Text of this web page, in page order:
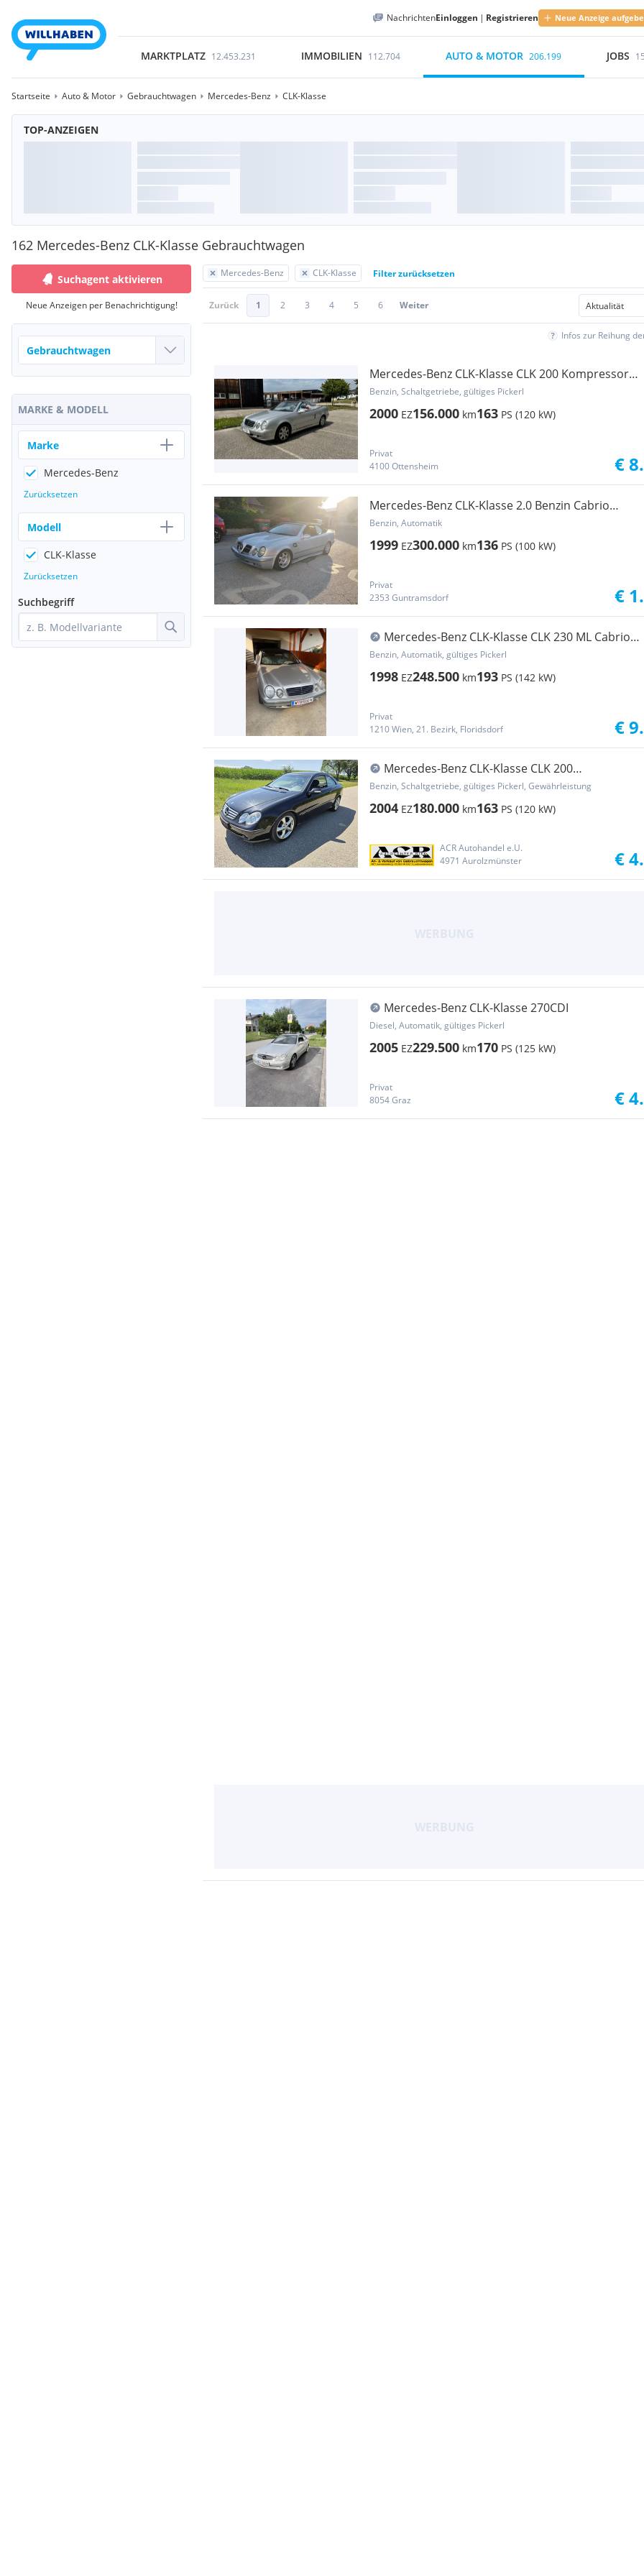
NachrichtenEinloggen | Registrieren Neue Anzeige
MARKTPLATZ 12.453.231 IMMOBILIEN 112.704 AUTO & MOTOR 206.199 JOBS
Startseite Auto & Motor Gebrauchtwagen Mercedes-Benz CLK-Klasse
TOP-ANZEIGEN
162 Mercedes-Benz CLK-Klasse Gebrauchtwagen
Mercedes-Benz CLK-Klasse Filter zurücksetzen
Zurück 1 2 3 4 5 6 Weiter
Infos zur Reihung
Mercedes-Benz CLK-Klasse CLK 200 Kompressor
Cabrio Avantgarde
Benzin, Schaltgetriebe, gültiges Pickerl
2000 EZ156.000 km163 PS (120 kW)
Privat
4100 Ottensheim
€
Mercedes-Benz CLK-Klasse 2.0 Benzin Cabrio
Export Bastler
Benzin, Automatik
1999 EZ300.000 km136 PS (100 kW)
Privat
2353 Guntramsdorf
€
Mercedes-Benz CLK-Klasse CLK 230 ML Cabrio
Elegance Aut.
Benzin, Automatik, gültiges Pickerl
1998 EZ248.500 km193 PS (142 kW)
Privat
1210 Wien, 21. Bezirk, Floridsdorf
€
Mercedes-Benz CLK-Klasse CLK 200
Kompressor Elegance
Benzin, Schaltgetriebe, gültiges Pickerl, Gewährleistung
2004 EZ180.000 km163 PS (120 kW)
ACR Autohandel e.U.
4971 Aurolzmünster
€
Mercedes-Benz CLK-Klasse 270CDI
Diesel, Automatik, gültiges Pickerl
2005 EZ229.500 km170 PS (125 kW)
Privat
8054 Graz
€
Suchagent aktivieren
Neue Anzeigen per Benachrichtigung!
MARKE & MODELL
Marke
Mercedes-Benz
Zurücksetzen
Modell
CLK-Klasse
Zurücksetzen
Suchbegriff